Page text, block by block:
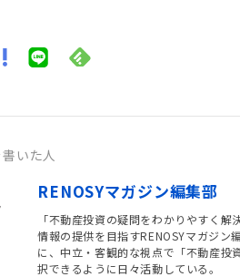
いた人
RENOSYマガジン編集部
「不動産投資の疑問をわかりやすく
情報の提供を目指すRENOSYマガジン
に、中立・客観的な視点で「不動産投
択できるように日々活動している。